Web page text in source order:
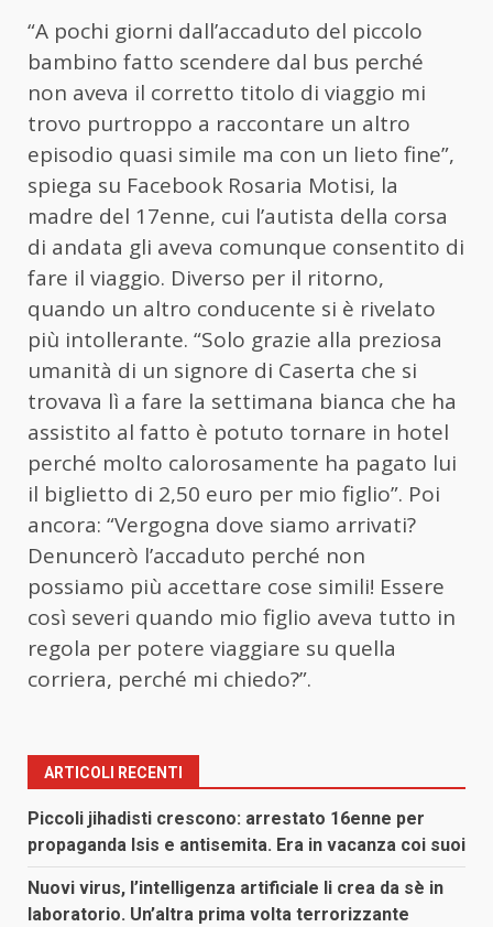
“A pochi giorni dall’accaduto del piccolo
bambino fatto scendere dal bus perché
non aveva il corretto titolo di viaggio mi
trovo purtroppo a raccontare un altro
episodio quasi simile ma con un lieto fine”,
spiega su Facebook Rosaria Motisi, la
madre del 17enne, cui l’autista della corsa
di andata gli aveva comunque consentito di
fare il viaggio. Diverso per il ritorno,
quando un altro conducente si è rivelato
più intollerante. “Solo grazie alla preziosa
umanità di un signore di Caserta che si
trovava lì a fare la settimana bianca che ha
assistito al fatto è potuto tornare in hotel
perché molto calorosamente ha pagato lui
il biglietto di 2,50 euro per mio figlio”. Poi
ancora: “Vergogna dove siamo arrivati?
Denuncerò l’accaduto perché non
possiamo più accettare cose simili! Essere
così severi quando mio figlio aveva tutto in
regola per potere viaggiare su quella
corriera, perché mi chiedo?”.
ARTICOLI RECENTI
Piccoli jihadisti crescono: arrestato 16enne per
propaganda Isis e antisemita. Era in vacanza coi suoi
Nuovi virus, l’intelligenza artificiale li crea da sè in
laboratorio. Un’altra prima volta terrorizzante